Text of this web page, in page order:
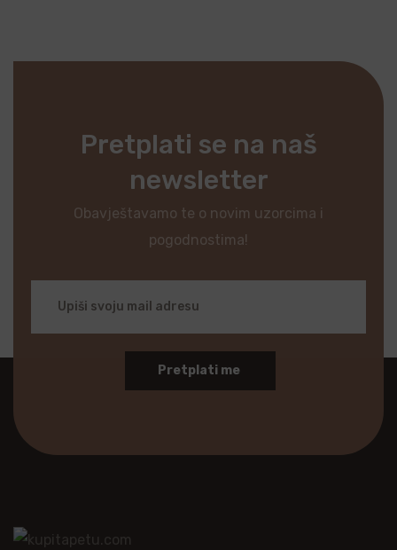
Pretplati se na naš
newsletter
Obavještavamo te o novim uzorcima i
pogodnostima!
Pretplati me